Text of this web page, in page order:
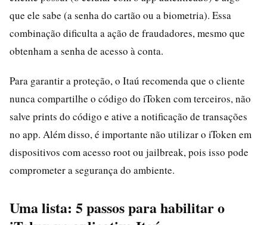
que ele sabe (a senha do cartão ou a biometria). Essa
combinação dificulta a ação de fraudadores, mesmo que
obtenham a senha de acesso à conta.
Para garantir a proteção, o Itaú recomenda que o cliente
nunca compartilhe o código do iToken com terceiros, não
salve prints do código e ative a notificação de transações
no app. Além disso, é importante não utilizar o iToken em
dispositivos com acesso root ou jailbreak, pois isso pode
comprometer a segurança do ambiente.
Uma lista: 5 passos para habilitar o